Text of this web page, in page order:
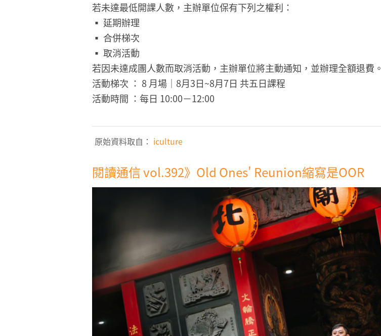
若未達最低開課人數，主辦單位保有下列之權利：
▪ 延期辦理
▪ 合併梯次
▪ 取消活動
若因未達成團人數而取消活動，主辦單位將主動通知，並辦理全額退費。
活動梯次 ： 8 月場｜8月3日~8月7日 共五日課程
活動時間 ：每日 10:00－12:00
原始資料取自： iculture
閱讀通信 vol.392》Old Ones' Reunion縮寫是OOR